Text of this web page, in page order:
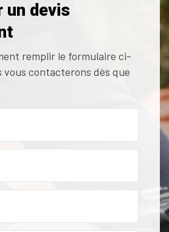
un devis
remplir le formulaire ci-
vous contacterons dès que